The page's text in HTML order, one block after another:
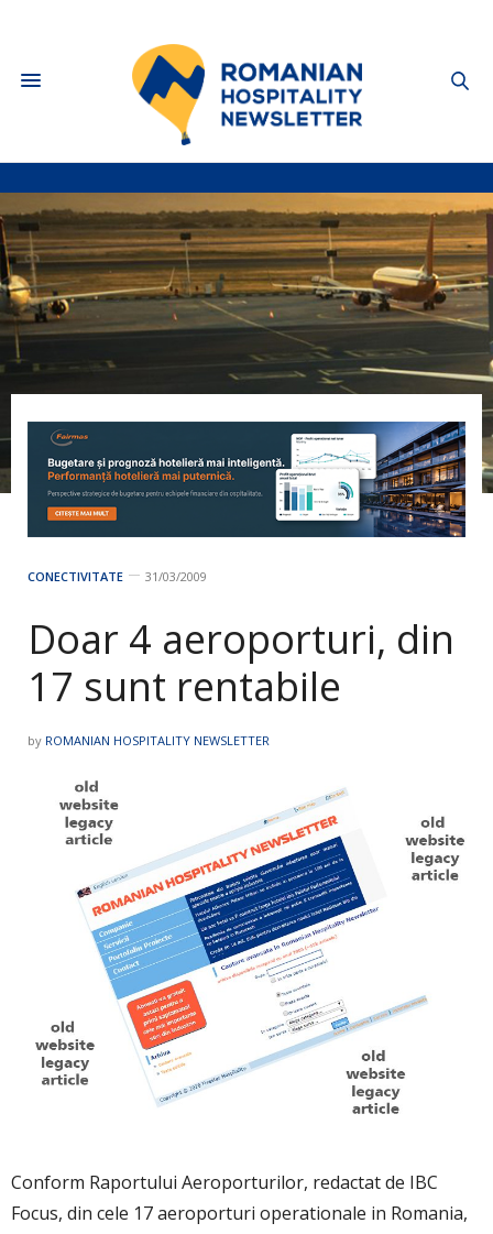
CONECTIVITATE 31/03/2009
Doar 4 aeroporturi, din
17 sunt rentabile
by ROMANIAN HOSPITALITY NEWSLETTER
Conform Raportului Aeroporturilor, redactat de IBC
Focus, din cele 17 aeroporturi operationale in Romania,